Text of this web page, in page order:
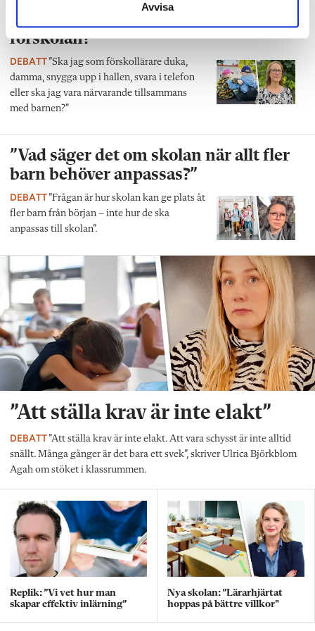
Avvisa
förskolan?”
DEBATT”Ska jag som förskollärare duka,
damma, snygga upp i hallen, svara i telefon
eller ska jag vara närvarande tillsammans
med barnen?”
”Vad säger det om skolan när allt fler
barn behöver anpassas?”
DEBATT”Frågan är hur skolan kan ge plats åt
fler barn från början – inte hur de ska
anpassas till skolan”.
”Att ställa krav är inte elakt”
DEBATT”Att ställa krav är inte elakt. Att vara schysst är inte alltid
snällt. Många gånger är det bara ett svek”, skriver Ulrica Björkblom
Agah om stöket i klassrummen.
Replik: ”Vi vet hur man
skapar effektiv inlärning”
Nya skolan: ”Lärarhjärtat
hoppas på bättre villkor"